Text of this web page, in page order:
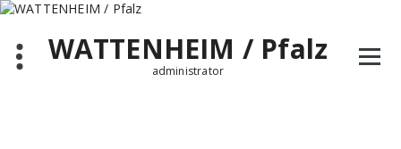
Zum
springenWATTENHEIM / Pfalz
administrator